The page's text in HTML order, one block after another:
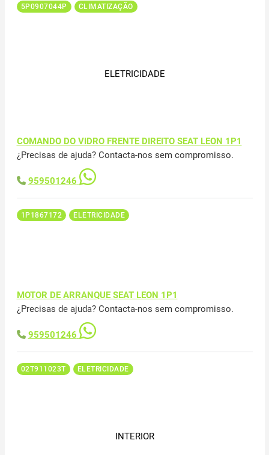
5P0907044P CLIMATIZAÇÃO
ELETRICIDADE
COMANDO DO VIDRO FRENTE DIREITO SEAT LEON 1P1
¿Precisas de ajuda? Contacta-nos sem compromisso.
959501246
1P1867172 ELETRICIDADE
MOTOR DE ARRANQUE SEAT LEON 1P1
¿Precisas de ajuda? Contacta-nos sem compromisso.
959501246
02T911023T ELETRICIDADE
INTERIOR